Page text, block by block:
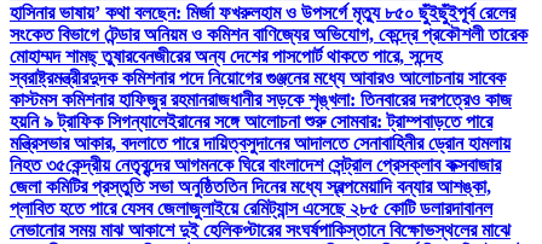
হাসিনার ভাষায়’ কথা বলছেন: মির্জা ফখরুলহাম ও উপসর্গে মৃত্যু ৮৫০ ছুঁইছুঁইপূর্ব রেলের
সংকেত বিভাগে টেন্ডার অনিয়ম ও কমিশন বাণিজ্যের অভিযোগ, কেন্দ্রে প্রকৌশলী তারেক
মোহাম্মদ শামছ্ তুষারবেনজীরের অন্য দেশের পাসপোর্ট থাকতে পারে, সন্দেহ
স্বরাষ্ট্রমন্ত্রীরদুদক কমিশনার পদে নিয়োগের গুঞ্জনের মধ্যে আবারও আলোচনায় সাবেক
কাস্টমস কমিশনার হাফিজুর রহমানরাজধানীর সড়কে শৃঙ্খলা: তিনবারের দরপত্রেও কাজ
হয়নি ৯ ট্রাফিক সিগন্যালেইরানের সঙ্গে আলোচনা শুরু সোমবার: ট্রাম্পবাড়তে পারে
মন্ত্রিসভার আকার, বদলাতে পারে দায়িত্বসুদানের আদালতে সেনাবাহিনীর ড্রোন হামলায়
নিহত ৩৫কেন্দ্রীয় নেতৃবৃন্দের আগমনকে ঘিরে বাংলাদেশ সেন্ট্রাল প্রেসক্লাব কক্সবাজার
জেলা কমিটির প্রস্তুতি সভা অনুষ্ঠিততিন দিনের মধ্যে স্বল্পমেয়াদি বন্যার আশঙ্কা,
প্লাবিত হতে পারে যেসব জেলাজুলাইয়ে রেমিট্যান্স এসেছে ২৮৫ কোটি ডলারদাবানল
নেভানোর সময় মাঝ আকাশে দুই হেলিকপ্টারের সংঘর্ষপাকিস্তানে বিক্ষোভস্থলের মাঝে